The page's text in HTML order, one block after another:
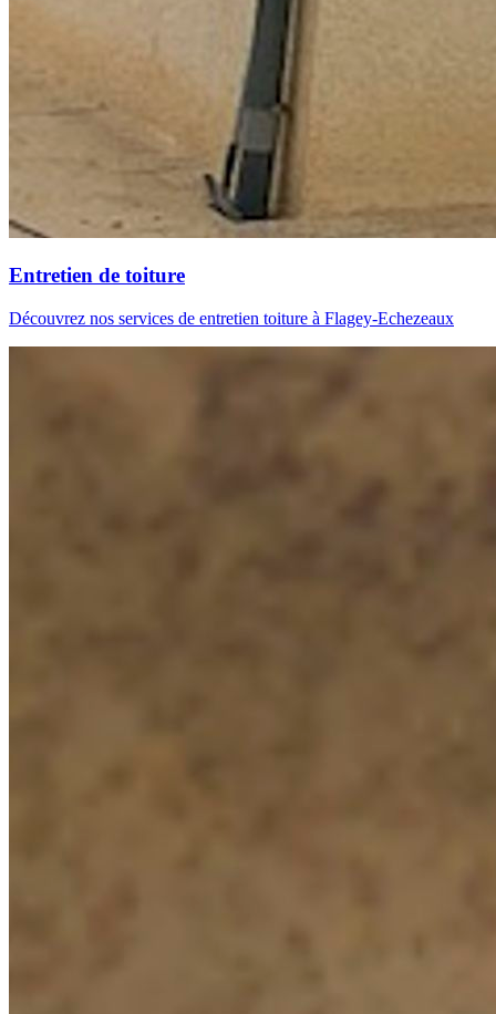
Entretien de toiture
Découvrez nos services de entretien toiture à Flagey-Echezeaux